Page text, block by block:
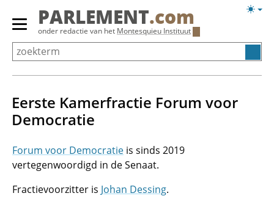
Overslaan
Primair
menu
tonen/verbergen
PARLEMENT.com
onder redactie van het Montesquieu Instituut
Eerste Kamerfractie Forum voor
Democratie
Forum voor Democratie is sinds 2019
vertegenwoordigd in de Senaat.
Fractievoorzitter is Johan Dessing.